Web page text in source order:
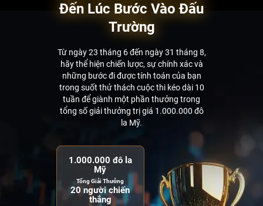
Đến Lúc Bước Vào Đấu
Trường
Từ ngày 23 tháng 6 đến ngày 31 tháng 8,
hãy thể hiện chiến lược, sự chính xác và
những bước đi được tính toán của bạn
trong suốt thử thách cuộc thi kéo dài 10
tuần để giành một phần thưởng trong
tổng số giải thưởng trị giá 1.000.000 đô
la Mỹ.
1.000.000 đô la
Mỹ
Tổng Giải Thưởng
20 người chiến
thắng